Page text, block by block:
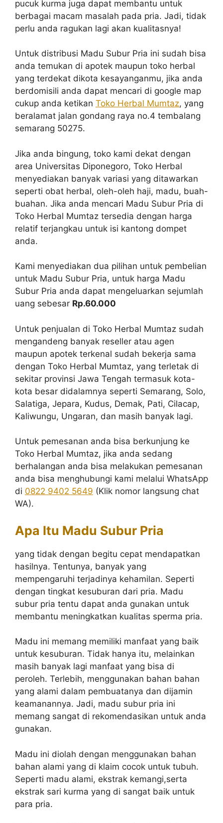
pucuk kurma juga dapat membantu untuk
berbagai macam masalah pada pria. Jadi, tidak
perlu anda ragukan lagi akan kualitasnya!
Untuk distribusi Madu Subur Pria ini sudah bisa
anda temukan di apotek maupun toko herbal
yang terdekat dikota kesayanganmu, jika anda
berdomisili anda dapat mencari di google map
cukup anda ketikan Toko Herbal Mumtaz, yang
beralamat jalan gondang raya no.4 tembalang
semarang 50275.
Jika anda bingung, toko kami dekat dengan
area Universitas Diponegoro, Toko Herbal
menyediakan banyak variasi yang ditawarkan
seperti obat herbal, oleh-oleh haji, madu, buah-
buahan. Jika anda mencari Madu Subur Pria di
Toko Herbal Mumtaz tersedia dengan harga
relatif terjangkau untuk isi kantong dompet
anda.
Kami menyediakan dua pilihan untuk pembelian
untuk Madu Subur Pria, untuk harga Madu
Subur Pria anda dapat mengeluarkan sejumlah
uang sebesar Rp.60.000
Untuk penjualan di Toko Herbal Mumtaz sudah
mengandeng banyak reseller atau agen
maupun apotek terkenal sudah bekerja sama
dengan Toko Herbal Mumtaz, yang terletak di
sekitar provinsi Jawa Tengah termasuk kota-
kota besar didalamnya seperti Semarang, Solo,
Salatiga, Jepara, Kudus, Demak, Pati, Cilacap,
Kaliwungu, Ungaran, dan masih banyak lagi.
Untuk pemesanan anda bisa berkunjung ke
Toko Herbal Mumtaz, jika anda sedang
berhalangan anda bisa melakukan pemesanan
anda bisa menghubungi kami melalui WhatsApp
di 0822 9402 5649 (Klik nomor langsung chat
WA).
Apa Itu Madu Subur Pria
yang tidak dengan begitu cepat mendapatkan
hasilnya. Tentunya, banyak yang
mempengaruhi terjadinya kehamilan. Seperti
dengan tingkat kesuburan dari pria. Madu
subur pria tentu dapat anda gunakan untuk
membantu meningkatkan kualitas sperma pria.
Madu ini memang memiliki manfaat yang baik
untuk kesuburan. Tidak hanya itu, melainkan
masih banyak lagi manfaat yang bisa di
peroleh. Terlebih, menggunakan bahan bahan
yang alami dalam pembuatanya dan dijamin
keamanannya. Jadi, madu subur pria ini
memang sangat di rekomendasikan untuk anda
gunakan.
Madu ini diolah dengan menggunakan bahan
bahan alami yang di klaim cocok untuk tubuh.
Seperti madu alami, ekstrak kemangi,serta
ekstrak sari kurma yang di sangat baik untuk
para pria.